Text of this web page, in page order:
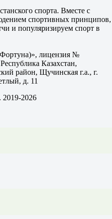
спорта. Вместе с
спортивных принципов,
и популяризируем спорт в
лицензия №
Казахстан,
район, Щучинская г.а., г.
д. 11
2019-2026